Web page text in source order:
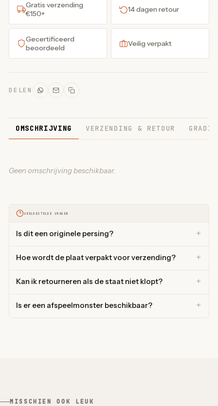
Gratis verzending
€150+
14 dagen retour
Gecertificeerd
beoordeeld
Veilig verpakt
DELEN
OMSCHRIJVING VERZENDING & RETOUR
Geen omschrijving beschikbaar.
VEELGESTELDE VRAGEN
Is dit een originele persing?
Hoe wordt de plaat verpakt voor verzending?
Kan ik retourneren als de staat niet klopt?
Is er een afspeelmonster beschikbaar?
MISSCHIEN OOK LEUK